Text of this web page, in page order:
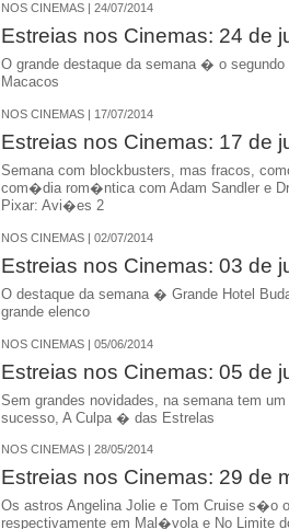
NOS CINEMAS | 24/07/2014
Estreias nos Cinemas: 24 de
O grande destaque da semana � o
Macacos
NOS CINEMAS | 17/07/2014
Estreias nos Cinemas: 17 de
Semana com blockbusters, mas fracos,
com�dia rom�ntica com Adam Sandler e
Pixar: Avi�es 2
NOS CINEMAS | 02/07/2014
Estreias nos Cinemas: 03 de
O destaque da semana � Grande Hotel
grande elenco
NOS CINEMAS | 05/06/2014
Estreias nos Cinemas: 05 de
Sem grandes novidades, na semana tem
sucesso, A Culpa � das Estrelas
NOS CINEMAS | 28/05/2014
Estreias nos Cinemas: 29 de
Os astros Angelina Jolie e Tom Cruise s�o
respectivamente em Mal�vola e No Limite